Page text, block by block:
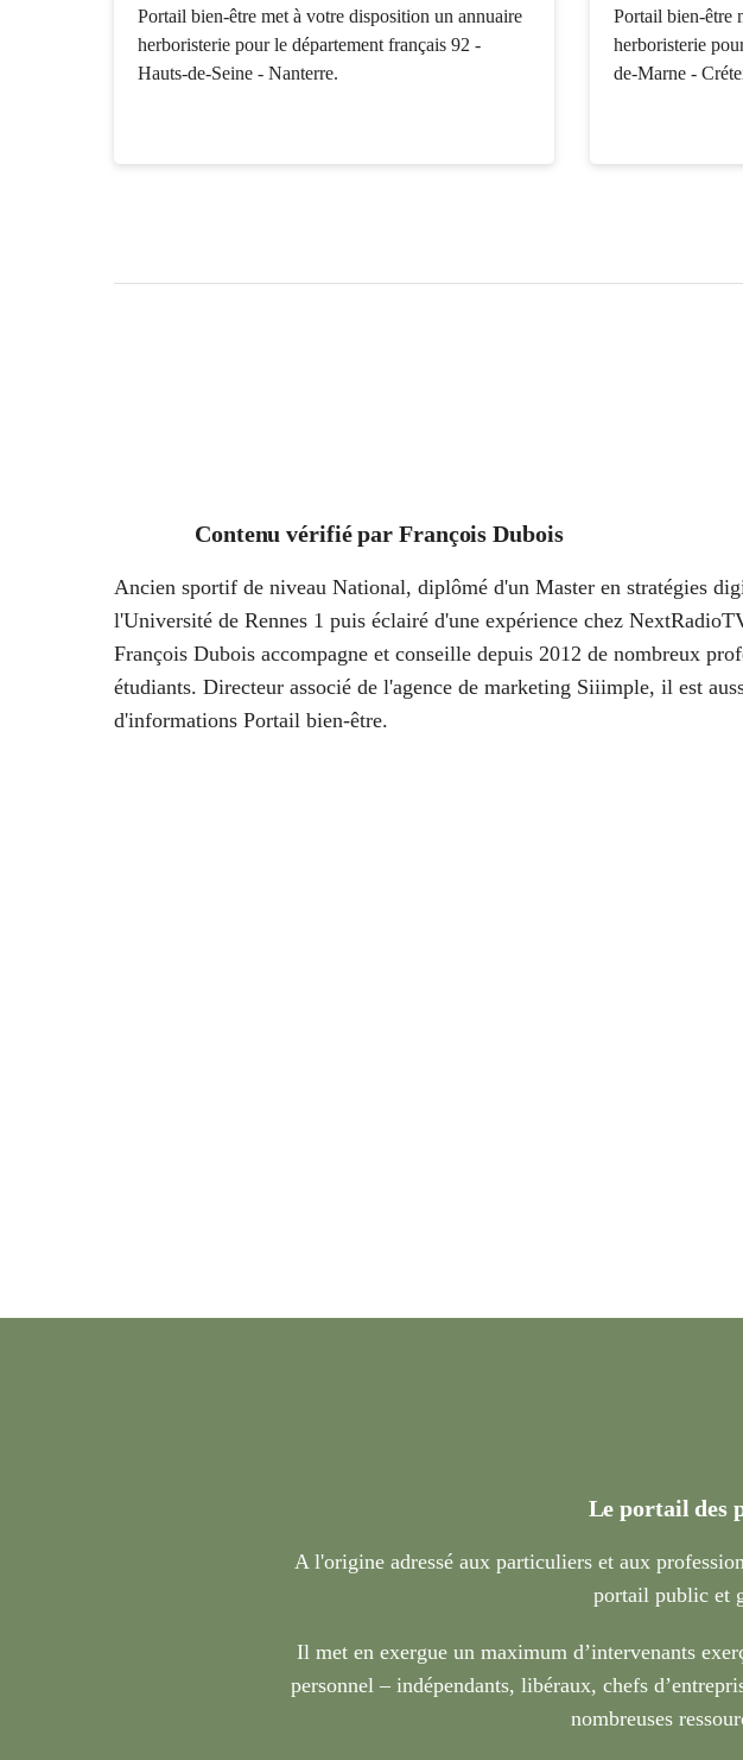
Portail bien-être met à votre disposition un annuaire
herboristerie pour le département français 92 -
Hauts-de-Seine - Nanterre.
Portail bien-être
herboristerie
de-Marne -
Contenu vérifié par François Dubois
Ancien sportif de niveau National, diplômé d'un Master en stratégies
l'Université de Rennes 1 puis éclairé d'une expérience chez
François Dubois accompagne et conseille depuis 2012 de nombreux
étudiants. Directeur associé de l'agence de marketing Siiimple, il est
d'informations Portail bien-être.
Le portail des
A l'origine adressé aux particuliers et aux
portail public et
Il met en exergue un maximum d’intervenants
personnel – indépendants, libéraux, chefs
nombreuses